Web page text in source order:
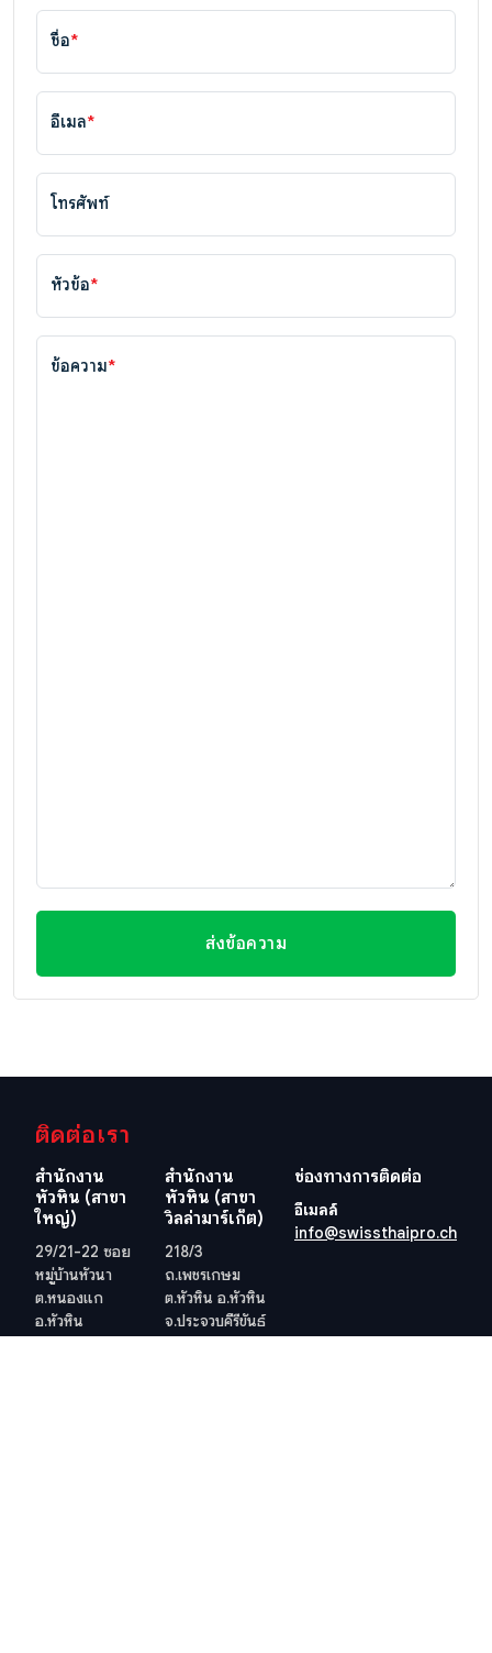
ชื่อ*
อีเมล*
โทรศัพท์
หัวข้อ*
ข้อความ*
ส่งข้อความ
ติดต่อเรา
สำนักงาน
หัวหิน (สาขา
ใหญ่)
29/21-22 ซอย
หมู่บ้านหัวนา
ต.หนองแก
อ.หัวหิน
สำนักงาน
หัวหิน (สาขา
วิลล่ามาร์เก็ต)
218/3
ถ.เพชรเกษม
ต.หัวหิน อ.หัวหิน
จ.ประจวบคีรีขันธ์
ช่องทางการติดต่อ
อีเมลล์
info@swissthaipro.ch